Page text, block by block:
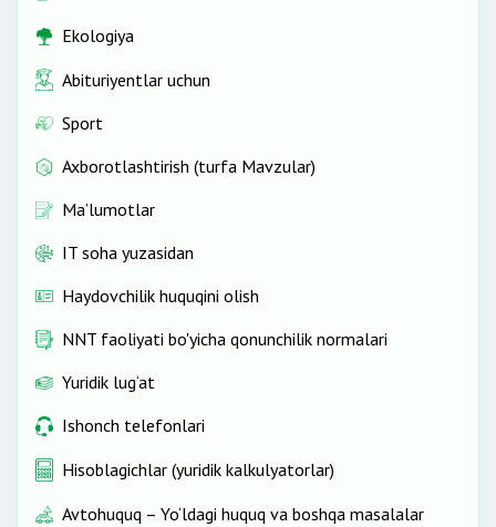
Ekologiya
Abituriyentlar uchun
Sport
Axborotlashtirish (turfa Mavzular)
Ma’lumotlar
IT soha yuzasidan
Haydovchilik huquqini olish
NNT faoliyati bo'yicha qonunchilik normalari
Yuridik lug‘at
Ishonch telefonlari
Hisoblagichlar (yuridik kalkulyatorlar)
Avtohuquq – Yo‘ldagi huquq va boshqa masalalar